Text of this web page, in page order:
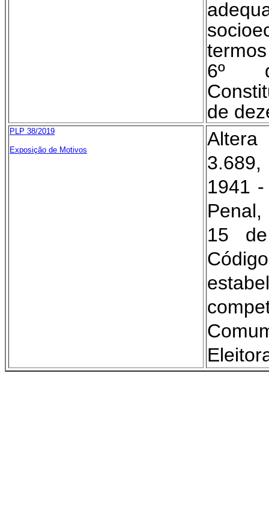
6º
de
PLP 38/2019
Exposição de Motivos
1941
15